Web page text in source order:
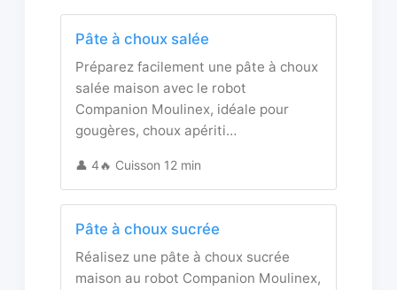
Pâte à choux salée
Préparez facilement une pâte à choux
salée maison avec le robot
Companion Moulinex, idéale pour
gougères, choux apériti…
👤 4🔥 Cuisson 12 min
Pâte à choux sucrée
Réalisez une pâte à choux sucrée
maison au robot Companion Moulinex,